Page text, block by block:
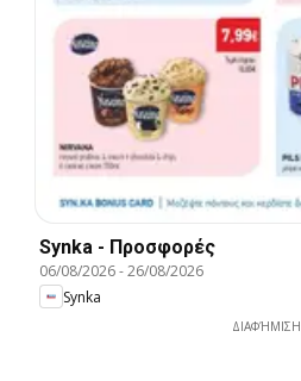
Synka - Προσφορές
06/08/2026-26/08/2026
Synka
ΔΙΑΦΉΜΙΣΗ